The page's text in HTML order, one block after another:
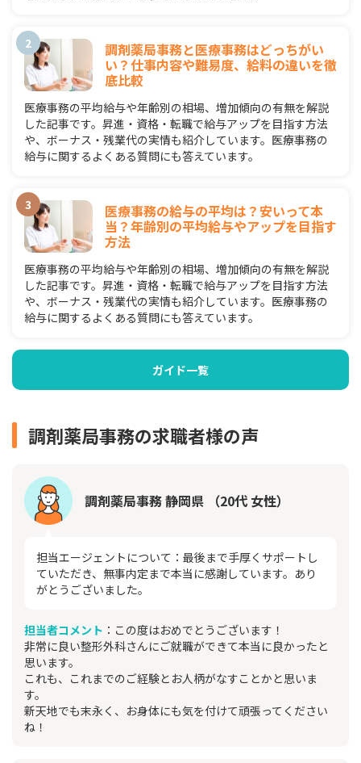
調剤薬局事務と医療事務はどっちがい
い？仕事内容や難易度、給料の違いを徹
底比較
医療事務の平均給与や年齢別の相場、増加傾向の有無を解説
した記事です。昇進・資格・転職で給与アップを目指す方法
や、ボーナス・残業代の実情も紹介しています。医療事務の
給与に関するよくある質問にも答えています。
医療事務の給与の平均は？安いって本
当？年齢別の平均給与やアップを目指す
方法
医療事務の平均給与や年齢別の相場、増加傾向の有無を解説
した記事です。昇進・資格・転職で給与アップを目指す方法
や、ボーナス・残業代の実情も紹介しています。医療事務の
給与に関するよくある質問にも答えています。
ガイド一覧
調剤薬局事務の求職者様の声
調剤薬局事務 静岡県 （20代 女性）
担当エージェントについて：最後まで手厚くサポートし
ていただき、無事内定まで本当に感謝しています。あり
がとうございました。
担当者コメント ：この度はおめでとうございます！
非常に良い整形外科さんにご就職ができて本当に良かったと
思います。
これも、これまでのご経験とお人柄がなすことかと思いま
す。
新天地でも末永く、お身体にも気を付けて頑張ってください
ね！